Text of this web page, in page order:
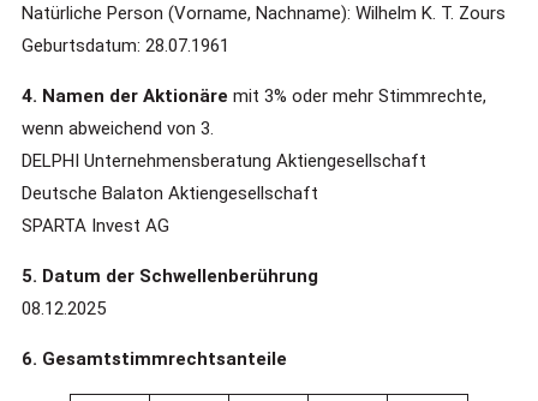
Natürliche Person (Vorname, Nachname): Wilhelm K. T. Zours
Geburtsdatum: 28.07.1961
4. Namen der Aktionäre mit 3% oder mehr Stimmrechte,
wenn abweichend von 3.
DELPHI Unternehmensberatung Aktiengesellschaft
Deutsche Balaton Aktiengesellschaft
SPARTA Invest AG
5. Datum der Schwellenberührung
08.12.2025
6. Gesamtstimmrechtsanteile